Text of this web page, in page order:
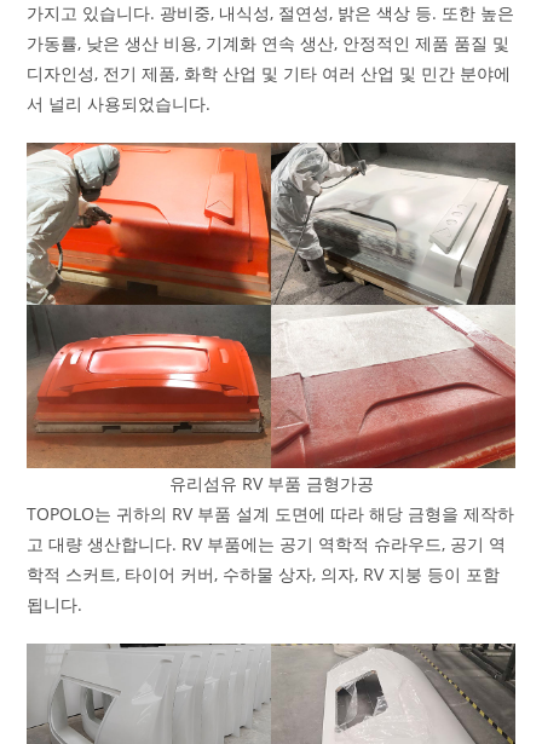
가지고 있습니다. 광비중, 내식성, 절연성, 밝은 색상 등. 또한 높은
가동률, 낮은 생산 비용, 기계화 연속 생산, 안정적인 제품 품질 및
디자인성, 전기 제품, 화학 산업 및 기타 여러 산업 및 민간 분야에
서 널리 사용되었습니다.
유리섬유 RV 부품 금형가공
TOPOLO는 귀하의 RV 부품 설계 도면에 따라 해당 금형을 제작하
고 대량 생산합니다. RV 부품에는 공기 역학적 슈라우드, 공기 역
학적 스커트, 타이어 커버, 수하물 상자, 의자, RV 지붕 등이 포함
됩니다.